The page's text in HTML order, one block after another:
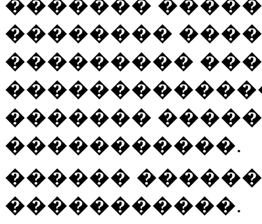
�������
��������
���������
�������
�����������.
������
�����������.